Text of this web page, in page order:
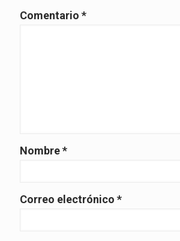
Comentario *
Nombre*
Correo electrónico *